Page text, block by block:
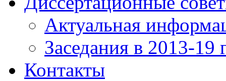
Актуальная
Заседания в 2013-19
Контакты